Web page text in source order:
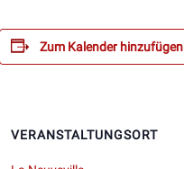
Zum Kalender hinzufügen
VERANSTALTUNGSORT